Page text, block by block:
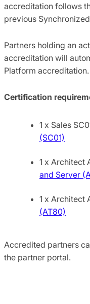
accreditation follows
previous
Partners holding an
accreditation will
Platform accreditation.
Certification
1 x Sales
(SC01)
1 x Architect
and Server
1 x Architect
(AT80)
Accredited partners
the partner portal.